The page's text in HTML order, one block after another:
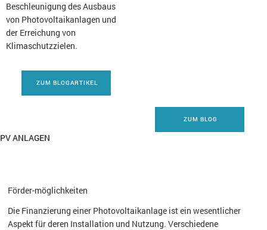
Beschleunigung des Ausbaus
von Photovoltaikanlagen und
der Erreichung von
Klimaschutzzielen.
ZUM BLOGARTIKEL
PV ANLAGEN
Förder-möglichkeiten
Die Finanzierung einer Photovoltaikanlage ist ein wesentlicher
Aspekt für deren Installation und Nutzung. Verschiedene
ZUM BLOG